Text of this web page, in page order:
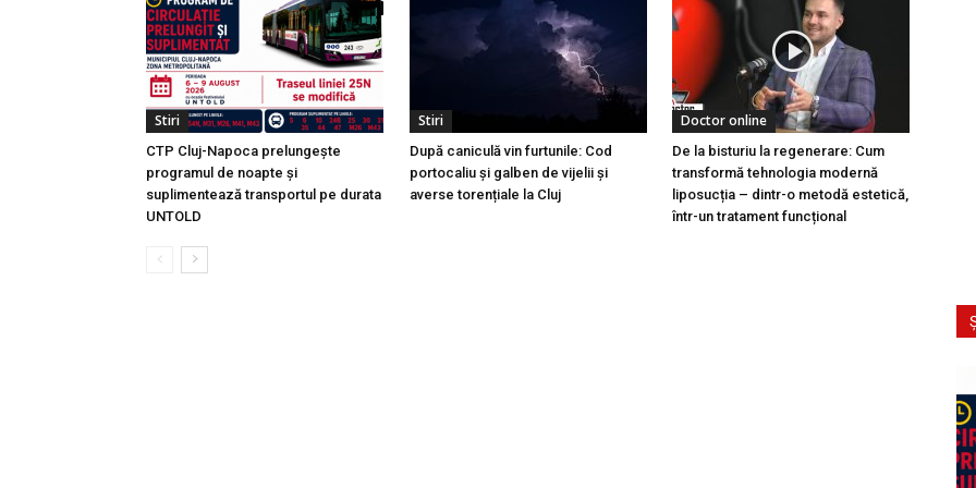
Stiri
CTP Cluj-Napoca prelungește
programul de noapte și
suplimentează transportul pe durata
UNTOLD
Stiri
După caniculă vin furtunile: Cod
portocaliu și galben de vijelii și
averse torențiale la Cluj
Doctor online
De la bisturiu la regenerare: Cum
transformă tehnologia modernă
liposucția – dintr-o metodă estetică,
într-un tratament funcțional